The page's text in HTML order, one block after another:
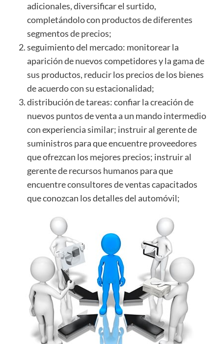
adicionales, diversificar el surtido,
completándolo con productos de diferentes
segmentos de precios;
seguimiento del mercado: monitorear la
aparición de nuevos competidores y la gama de
sus productos, reducir los precios de los bienes
de acuerdo con su estacionalidad;
distribución de tareas: confiar la creación de
nuevos puntos de venta a un mando intermedio
con experiencia similar; instruir al gerente de
suministros para que encuentre proveedores
que ofrezcan los mejores precios; instruir al
gerente de recursos humanos para que
encuentre consultores de ventas capacitados
que conozcan los detalles del automóvil;